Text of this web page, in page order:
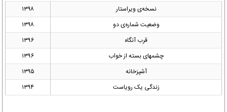
نسخه‌ی ویراستار
۱۳۹۸
وضعیت شماره‌ی دو
۱۳۹۸
قرب آنگاه
۱۳۹۶
چشمهای بسته از خواب
۱۳۹۶
آشپزخانه
۱۳۹۵
زندگی یک رویاست
۱۳۹۴